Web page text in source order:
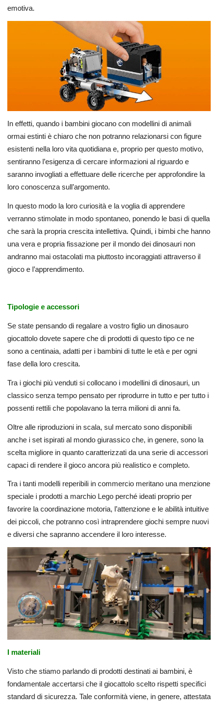
emotiva.
In effetti, quando i bambini giocano con modellini di animali
ormai estinti è chiaro che non potranno relazionarsi con figure
esistenti nella loro vita quotidiana e, proprio per questo motivo,
sentiranno l’esigenza di cercare informazioni al riguardo e
saranno invogliati a effettuare delle ricerche per approfondire la
loro conoscenza sull’argomento.
In questo modo la loro curiosità e la voglia di apprendere
verranno stimolate in modo spontaneo, ponendo le basi di quella
che sarà la propria crescita intellettiva. Quindi, i bimbi che hanno
una vera e propria fissazione per il mondo dei dinosauri non
andranno mai ostacolati ma piuttosto incoraggiati attraverso il
gioco e l’apprendimento.
Tipologie e accessori
Se state pensando di regalare a vostro figlio un dinosauro
giocattolo dovete sapere che di prodotti di questo tipo ce ne
sono a centinaia, adatti per i bambini di tutte le età e per ogni
fase della loro crescita.
Tra i giochi più venduti si collocano i modellini di dinosauri, un
classico senza tempo pensato per riprodurre in tutto e per tutto i
possenti rettili che popolavano la terra milioni di anni fa.
Oltre alle riproduzioni in scala, sul mercato sono disponibili
anche i set ispirati al mondo giurassico che, in genere, sono la
scelta migliore in quanto caratterizzati da una serie di accessori
capaci di rendere il gioco ancora più realistico e completo.
Tra i tanti modelli reperibili in commercio meritano una menzione
speciale i prodotti a marchio Lego perché ideati proprio per
favorire la coordinazione motoria, l’attenzione e le abilità intuitive
dei piccoli, che potranno così intraprendere giochi sempre nuovi
e diversi che sapranno accendere il loro interesse.
I materiali
Visto che stiamo parlando di prodotti destinati ai bambini, è
fondamentale accertarsi che il giocattolo scelto rispetti specifici
standard di sicurezza. Tale conformità viene, in genere, attestata